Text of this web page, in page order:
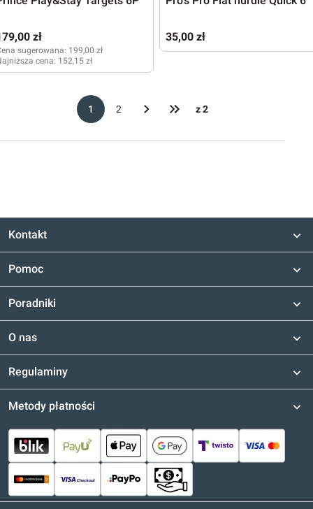
zł
sugerowana: 199,00 zł
cena: 152,15 zł
35,00 zł
1 2 z 2
Kontakt
Pomoc
Poradniki
O nas
Regulaminy
Metody płatności